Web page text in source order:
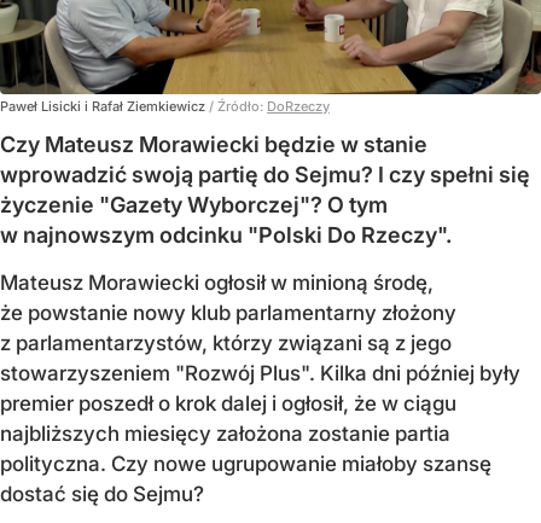
Paweł Lisicki i Rafał Ziemkiewicz / Źródło: DoRzeczy
Czy Mateusz Morawiecki będzie w stanie
wprowadzić swoją partię do Sejmu? I czy spełni się
życzenie "Gazety Wyborczej"? O tym
w najnowszym odcinku "Polski Do Rzeczy".
Mateusz Morawiecki ogłosił w minioną środę,
że powstanie nowy klub parlamentarny złożony
z parlamentarzystów, którzy związani są z jego
stowarzyszeniem "Rozwój Plus". Kilka dni później były
premier poszedł o krok dalej i ogłosił, że w ciągu
najbliższych miesięcy założona zostanie partia
polityczna. Czy nowe ugrupowanie miałoby szansę
dostać się do Sejmu?